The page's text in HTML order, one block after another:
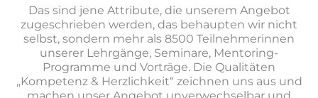
Das sind jene Attribute, die unserem Angebot
zugeschrieben werden, das behaupten wir nicht
selbst, sondern mehr als 8500 Teilnehmerinnen
unserer Lehrgänge, Seminare, Mentoring-
Programme und Vorträge. Die Qualitäten
„Kompetenz & Herzlichkeit“ zeichnen uns aus und